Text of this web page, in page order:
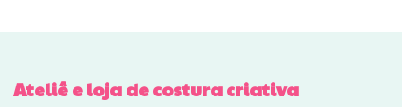
Ateliê e loja de costura criativa